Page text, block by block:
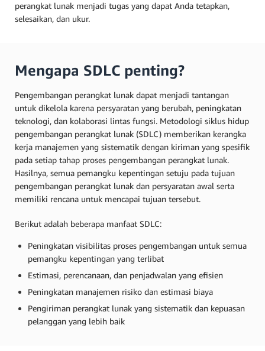
perangkat lunak menjadi tugas yang dapat Anda tetapkan,
selesaikan, dan ukur.
Mengapa SDLC penting?
Pengembangan perangkat lunak dapat menjadi tantangan
untuk dikelola karena persyaratan yang berubah, peningkatan
teknologi, dan kolaborasi lintas fungsi. Metodologi siklus hidup
pengembangan perangkat lunak (SDLC) memberikan kerangka
kerja manajemen yang sistematik dengan kiriman yang spesifik
pada setiap tahap proses pengembangan perangkat lunak.
Hasilnya, semua pemangku kepentingan setuju pada tujuan
pengembangan perangkat lunak dan persyaratan awal serta
memiliki rencana untuk mencapai tujuan tersebut.
Berikut adalah beberapa manfaat SDLC:
Peningkatan visibilitas proses pengembangan untuk semua
pemangku kepentingan yang terlibat
Estimasi, perencanaan, dan penjadwalan yang efisien
Peningkatan manajemen risiko dan estimasi biaya
Pengiriman perangkat lunak yang sistematik dan kepuasan
pelanggan yang lebih baik